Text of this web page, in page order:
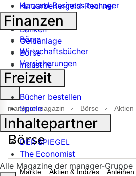
Harvard Business manager
Handel
Banken
Geldanlage
Börse
Industrie
Suche
öffnen
manager magazin Börse Aktien
Märkte Aktien & Indizes Anleihen
Kurzarbeitergeld-Rechner
Finanzen
Börse
Wirtschaftsbücher
Versicherungen
Freizeit
Bücher bestellen
Spiele
Inhaltepartner
DER SPIEGEL
The Economist
Alle Magazine der manager-Gruppe